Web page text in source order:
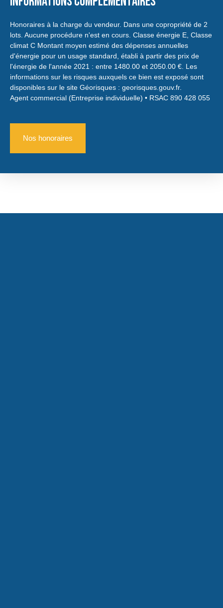
Honoraires à la charge du vendeur. Dans une copropriété de 2
lots. Aucune procédure n'est en cours. Classe énergie E, Classe
climat C Montant moyen estimé des dépenses annuelles
d'énergie pour un usage standard, établi à partir des prix de
l'énergie de l'année 2021 : entre 1480.00 et 2050.00 €. Les
informations sur les risques auxquels ce bien est exposé sont
disponibles sur le site Géorisques : georisques.gouv.fr.
Agent commercial (Entreprise individuelle) • RSAC 890 428 055
Nos honoraires